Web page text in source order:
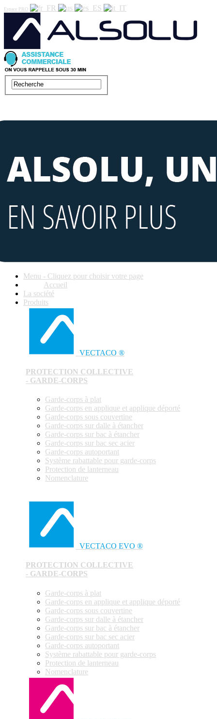
Espace PRO
Menu - Cliquez pour choisir votre page
Accueil
La société
Produits
VECTACO ®
PROTECTION COLLECTIVE
- GARDE-CORPS
Garde-corps à plat
Garde-corps en applique et applique déporté
Garde-corps sous couvertine
Garde-corps sur dalle à étancher
Garde-corps sur bac à étancher
Garde-corps sur bac sec acier
Garde-corps autoportant
Système rabattable pour garde-corps
Protection de lanterneau
Nomenclature
VECTACO EVO ®
PROTECTION COLLECTIVE
- GARDE-CORPS
Garde-corps à plat
Garde-corps en applique et applique déporté
Garde-corps sous couvertine
Garde-corps sur dalle à étancher
Garde-corps sur bac à étancher
Garde-corps sur bac sec acier
Garde-corps autoportant
Système rabattable pour garde-corps
Protection de lanterneau
Nomenclature